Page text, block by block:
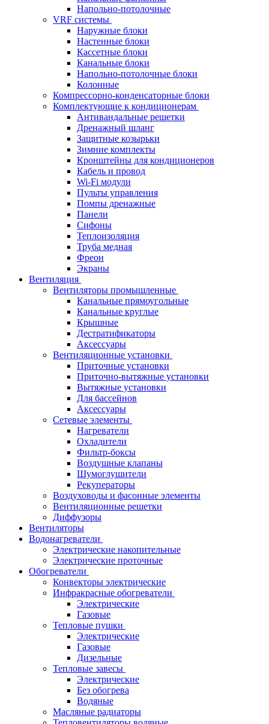
Напольно-потолочные
VRF системы
Наружные блоки
Настенные блоки
Кассетные блоки
Канальные блоки
Напольно-потолочные блоки
Колонные
Компрессорно-конденсаторные блоки
Комплектующие к кондиционерам
Антивандальные решетки
Дренажный шланг
Защитные козырьки
Зимние комплекты
Кронштейны для кондиционеров
Кабель и провод
Wi-Fi модули
Пульты управления
Помпы дренажные
Панели
Сифоны
Теплоизоляция
Труба медная
Фреон
Экраны
Вентиляция
Вентиляторы промышленные
Канальные прямоугольные
Канальные круглые
Крышные
Дестратификаторы
Аксессуары
Вентиляционные установки
Приточные установки
Приточно-вытяжные установки
Вытяжные установки
Для бассейнов
Аксессуары
Сетевые элементы
Нагреватели
Охладители
Фильтр-боксы
Воздушные клапаны
Шумоглушители
Рекуператоры
Воздуховоды и фасонные элементы
Вентиляционные решетки
Диффузоры
Вентиляторы
Водонагреватели
Электрические накопительные
Электрические проточные
Обогреватели
Конвекторы электрические
Инфракрасные обогреватели
Электрические
Газовые
Тепловые пушки
Электрические
Газовые
Дизельные
Тепловые завесы
Электрические
Без обогрева
Водяные
Масляные радиаторы